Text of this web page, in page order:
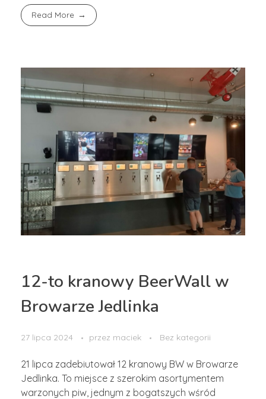
Read More
12-to kranowy BeerWall w
Browarze Jedlinka
27 lipca 2024 przez maciek Bez kategorii
21 lipca zadebiutował 12 kranowy BW w Browarze
Jedlinka. To miejsce z szerokim asortymentem
warzonych piw, jednym z bogatszych wśród